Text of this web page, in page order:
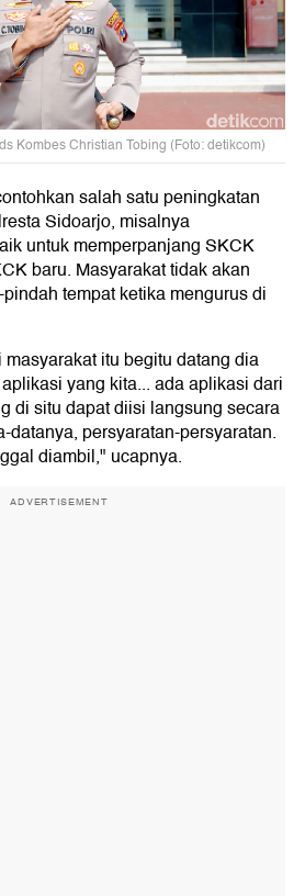
Kombes Christian Tobing (Foto: detikcom)
salah satu peningkatan
Sidoarjo, misalnya
untuk memperpanjang SKCK
baru. Masyarakat tidak akan
tempat ketika mengurus di
masyarakat itu begitu datang dia
yang kita... ada aplikasi dari
di situ dapat diisi langsung secara
datanya, persyaratan-persyaratan.
diambil," ucapnya.
ADVERTISEMENT